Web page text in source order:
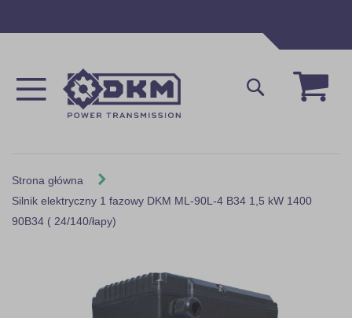
Mój
Szukaj
Strona główna
Silnik elektryczny 1 fazowy DKM ML-90L-4 B34 1,5 kW 1400
90B34 ( 24/140/łapy)